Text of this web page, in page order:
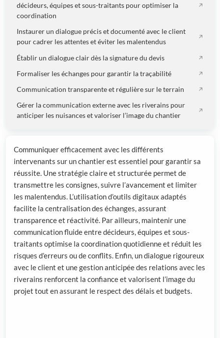
décideurs, équipes et sous-traitants pour optimiser la
coordination
Instaurer un dialogue précis et documenté avec le client
pour cadrer les attentes et éviter les malentendus
Établir un dialogue clair dès la signature du devis
Formaliser les échanges pour garantir la traçabilité
Communication transparente et régulière sur le terrain
Gérer la communication externe avec les riverains pour
anticiper les nuisances et valoriser l’image du chantier
Communiquer efficacement avec les différents
intervenants sur un chantier est essentiel pour garantir sa
réussite. Une stratégie claire et structurée permet de
transmettre les consignes, suivre l’avancement et limiter
les malentendus. L’utilisation d’outils digitaux adaptés
facilite la centralisation des échanges, assurant
transparence et réactivité. Par ailleurs, maintenir une
communication fluide entre décideurs, équipes et sous-
traitants optimise la coordination quotidienne et réduit les
risques d’erreurs ou de conflits. Enfin, un dialogue rigoureux
avec le client et une gestion anticipée des relations avec les
riverains renforcent la confiance et valorisent l’image du
projet tout en assurant le respect des délais et budgets.